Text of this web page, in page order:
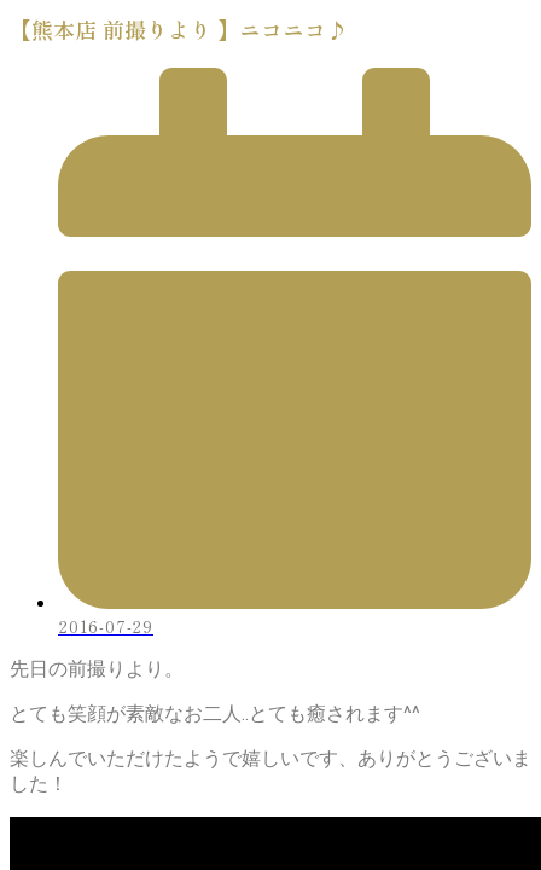
【熊本店 前撮りより 】ニコニコ♪
2016-07-29
先日の前撮りより。
とても笑顔が素敵なお二人..とても癒されます^^
楽しんでいただけたようで嬉しいです、ありがとうございま
した！